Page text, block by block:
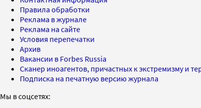
Правила обработки
Реклама в журнале
Реклама на сайте
Условия перепечатки
Архив
Вакансии в Forbes Russia
Сканер иноагентов, причастных к экстремизму и
Подписка на печатную версию журнала
Мы в соцсетях: